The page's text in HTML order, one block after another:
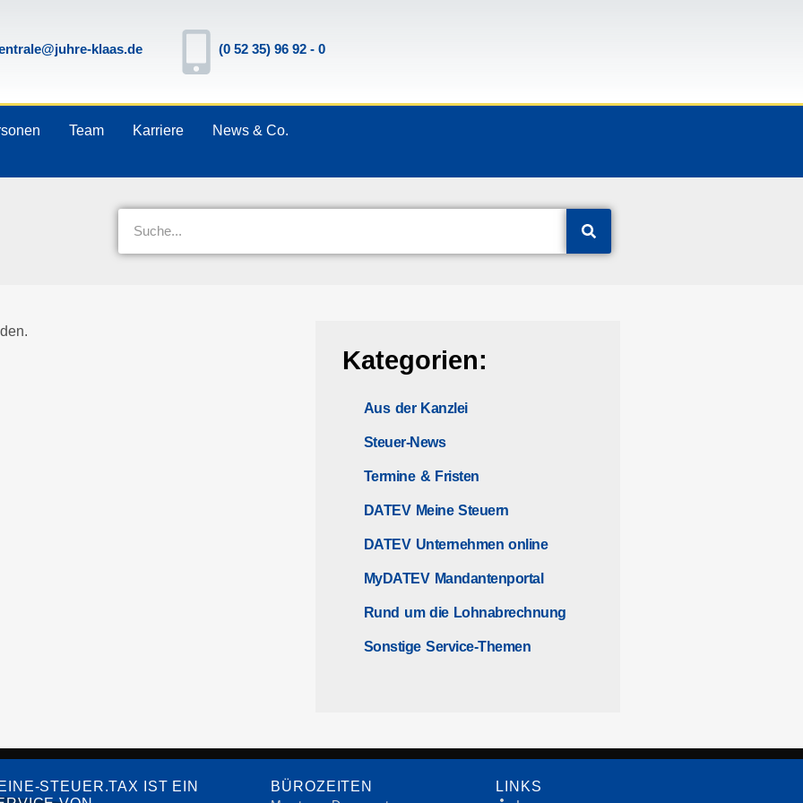
klaas.de (0 52 35) 96 92 - 0
Team Karriere News & Co.
Kategorien:
Aus der Kanzlei
Steuer-News
Termine & Fristen
DATEV Meine Steuern
DATEV Unternehmen online
MyDATEV Mandantenportal
Rund um die Lohnabrechnung
Sonstige Service-Themen
STEUER.TAX IST EIN
BÜROZEITEN LINKS